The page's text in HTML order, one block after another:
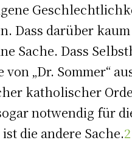
Dass darüber
Sache. Dass
von „Dr. Sommer“
katholischer
notwendig für
die andere Sache.2